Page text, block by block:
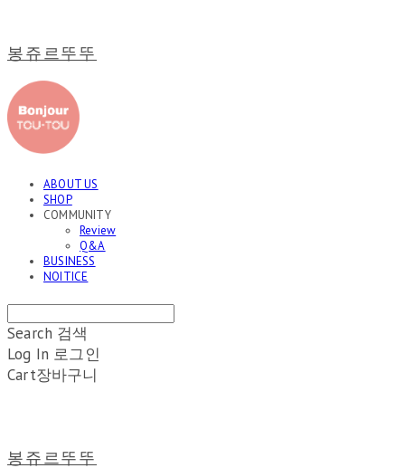
봉쥬르뚜뚜
ABOUT US
SHOP
COMMUNITY
Review
Q&A
BUSINESS
NOITICE
Search 검색
Log In 로그인
Cart장바구니
봉쥬르뚜뚜